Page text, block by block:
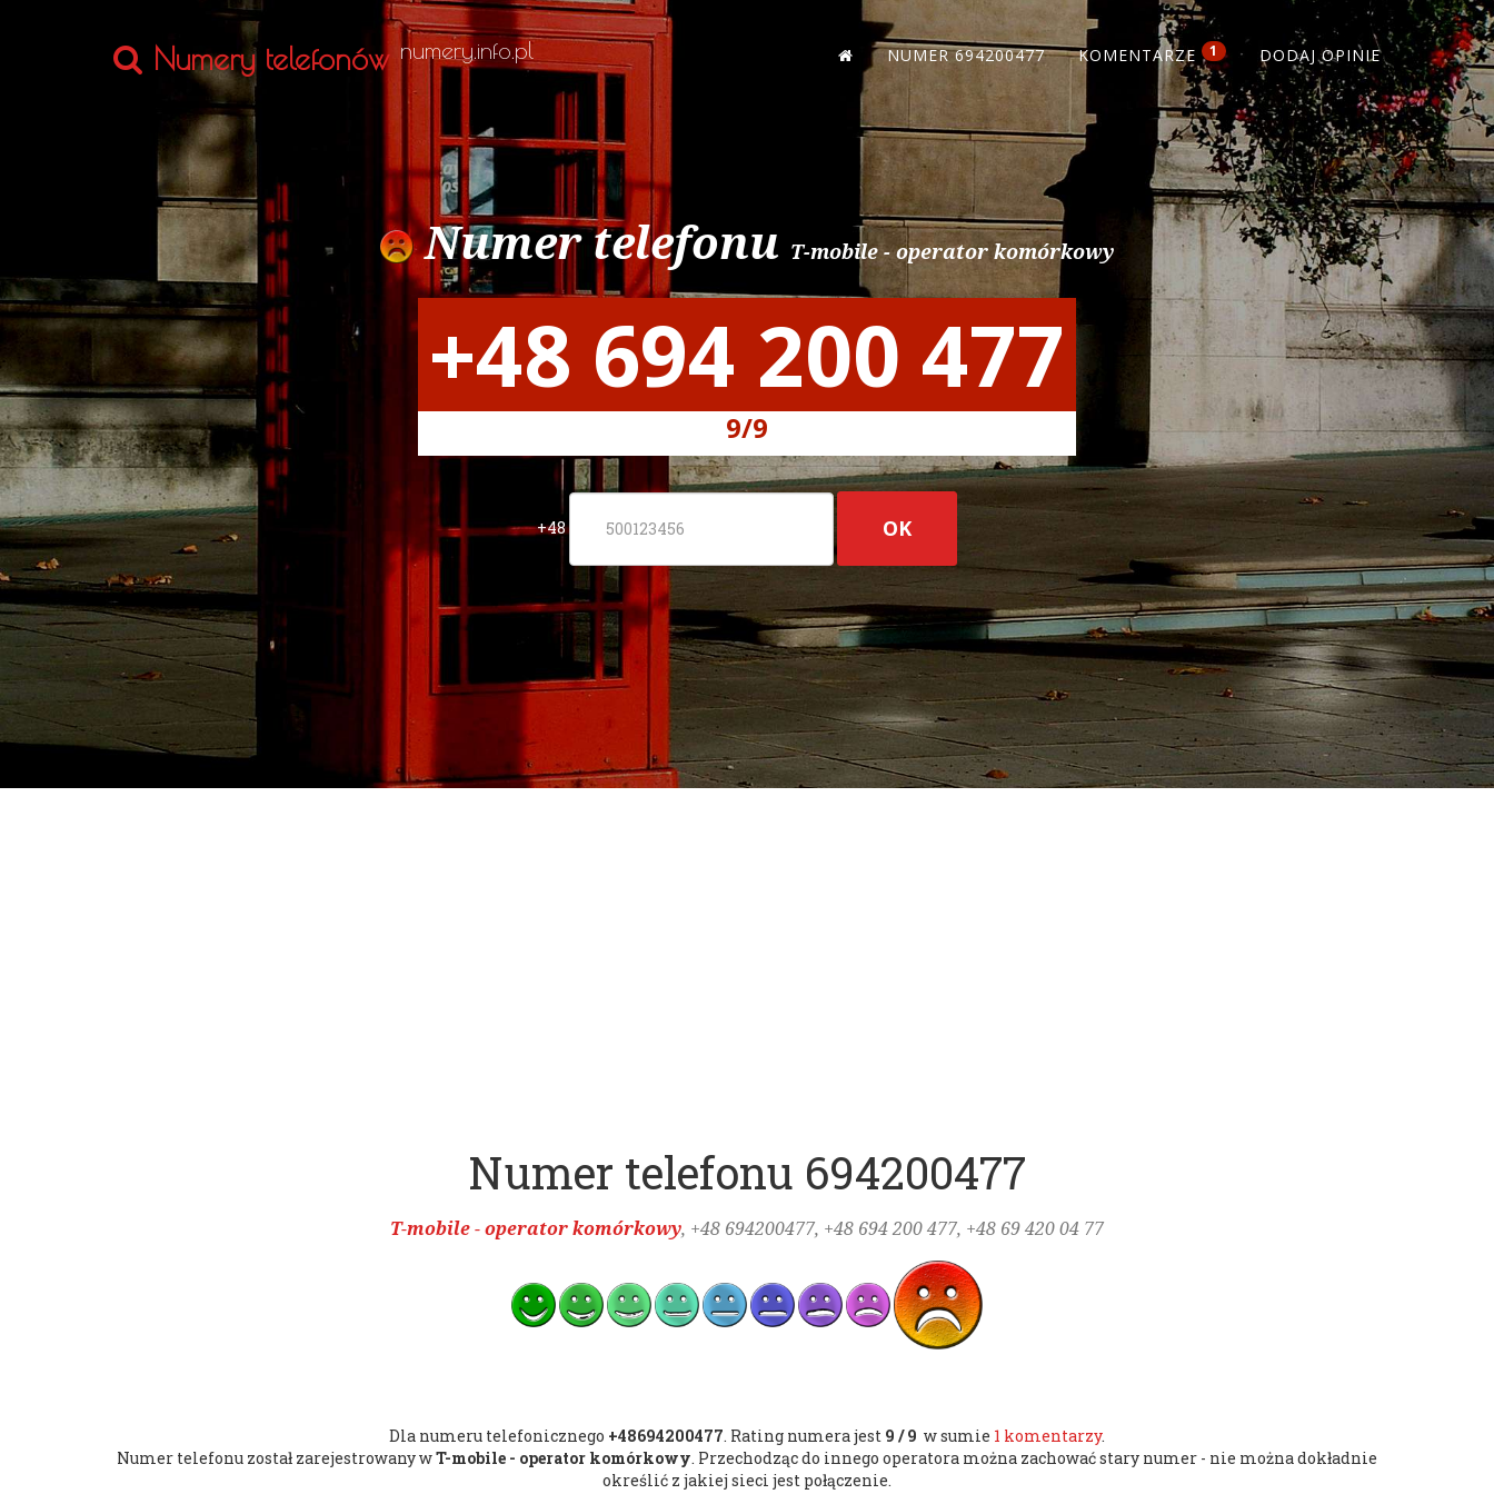
Numery telefonów numery.info.pl NUMER 694200477 KOMENTARZE 1 DODAJ OPINIE
Numer telefonu T-mobile - operator komórkowy
+48 694 200 477
9/9
+48 OK
Numer telefonu 694200477
T-mobile - operator komórkowy, +48 694200477, +48 694 200 477, +48 69 420 04 77
Dla numeru telefonicznego +48694200477. Rating numera jest 9/9 w sumie 1 komentarzy.
Numer telefonu został zarejestrowany wT-mobile - operator komórkowy. Przechodząc do innego operatora można zachować stary numer - nie można dokładnie
określić z jakiej sieci jest połączenie.